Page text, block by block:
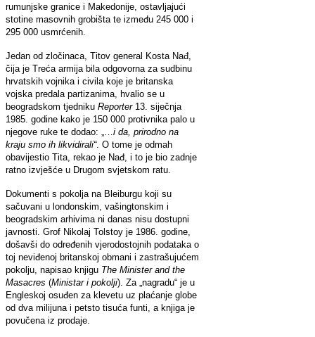
rumunjske granice i Makedonije, ostavljajući
stotine masovnih grobišta te između 245 000 i
295 000 usmrćenih.
Jedan od zločinaca, Titov general Kosta Nađ,
čija je Treća armija bila odgovorna za sudbinu
hrvatskih vojnika i civila koje je britanska
vojska predala partizanima, hvalio se u
beogradskom tjedniku Reporter 13. siječnja
1985. godine kako je 150 000 protivnika palo u
njegove ruke te dodao: „… i da, prirodno na
kraju smo ih likvidirali“. O tome je odmah
obavijestio Tita, rekao je Nađ, i to je bio zadnje
ratno izvješće u Drugom svjetskom ratu.
Dokumenti s pokolja na Bleiburgu koji su
sačuvani u londonskim, vašingtonskim i
beogradskim arhivima ni danas nisu dostupni
javnosti. Grof Nikolaj Tolstoy je 1986. godine,
došavši do određenih vjerodostojnih podataka o
toj neviđenoj britanskoj obmani i zastrašujućem
pokolju, napisao knjigu The Minister and the
Masacres (Ministar i pokolji). Za „nagradu“ je u
Engleskoj osuđen za klevetu uz plaćanje globe
od dva milijuna i petsto tisuća funti, a knjiga je
povučena iz prodaje.